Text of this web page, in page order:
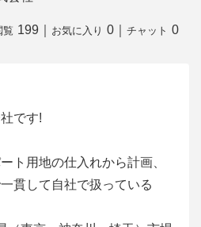
覧 199 お気に入り 0 チャット 0
です!
ト用地の仕入れから計画、
貫して自社で扱っている